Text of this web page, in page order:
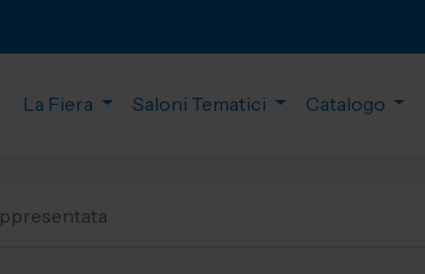
La Fiera Saloni Tematici Catalogo